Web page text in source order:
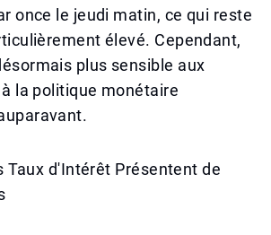
once le jeudi matin, ce qui reste
élevé. Cependant,
plus sensible aux
la politique monétaire
Taux d'Intérêt Présentent de